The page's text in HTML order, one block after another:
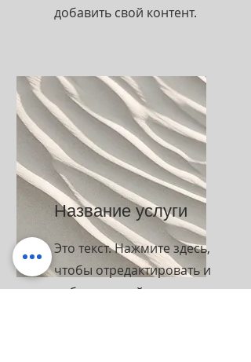
добавить свой контент.
Название услуги
Это текст. Нажмите здесь,
чтобы отредактировать и
добавить свой контент.